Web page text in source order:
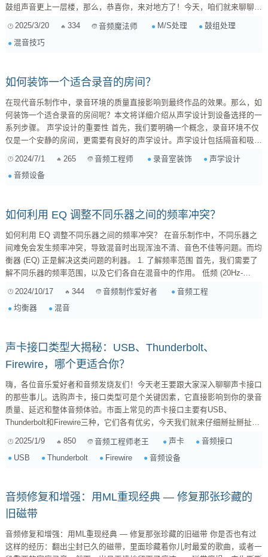
鼓组声音更上一层楼，那么，恭喜你，来对地方了！今天，咱们就来聊聊
M/S 处理在鼓组上的应用，特别是如何在摇滚、流行和电子乐这三种风格
不是什么神秘代码。它是一种将立体声信号分解为“中间”（Mid）和...
2025/3/20 334 音频魔法师 M/S处理
鼓组处理
混音技巧
如何装饰一个适合录音的房间？
在现代音乐制作中，录音环境的质量直接影响到最终作品的效果。那么，如
何装饰一个适合录音的房间呢？本文将详细介绍从声学设计到设备选择的一
系列步骤。 声学设计的重要性 首先，我们要明确一个概念，录音环境不仅
仅是一个安静的房间，更需要有良好的声学设计。声学设计包括隔音和吸音
量。常用的隔音材料有吸音棉、隔音板和专业隔音门窗。在装修时，可以在
墙壁和天花板之间填充吸音棉，使用多层隔音板，以及安装隔音效果好的门
2024/7/1 265 音频工程师 录音室装饰
声学设计
音频设备
如何利用 EQ 调整不同乐器之间的频率冲突？
如何利用 EQ 调整不同乐器之间的频率冲突？ 在音乐制作中，不同乐器之
间难免会发生频率冲突，导致混音时出现浑浊不清、音色不佳等问题。而均
衡器 (EQ) 正是解决这类问题的利器。 1. 了解频率范围 首先，我们需要了
解不同乐器的频率范围，以及它们各自在混音中的作用。 低频 (20Hz-
频 (250Hz-1kHz): 包含人声的...
2024/10/17 344 音频制作爱好者
音频工程
均衡器
混音
声卡接口类型大揭秘：USB、Thunderbolt、
Firewire，哪个更适合你？
嗨，各位音乐爱好者和音频发烧友们！今天老王要跟大家深入聊聊声卡接口
的那些事儿。选购声卡，接口类型可是个关键因素，它直接影响到你的录音
质量、延迟和整体音频体验。市面上常见的声卡接口主要有USB、
Thunderbolt和Firewire三种，它们各有优劣，今天我们就来仔细掰扯掰扯。
了，几乎所有电脑都配备了USB接口，使用起来非常方便。它最大的优势就
是即插即用，无需安装额外的驱动程序（大部分情况下），对于新手来说非
2025/1/9 850 音频工程师老王 声卡
音频接口
USB
Thunderbolt Firewire 音频设备
音频修复和增强：用ML重现经典 — 修复那张珍藏的
旧磁带
音频修复和增强：用ML重现经典 — 修复那张珍藏的旧磁带 你是否也有过
这样的经历：翻出尘封已久的磁带，里面珍藏着你儿时最爱的歌曲，或者一